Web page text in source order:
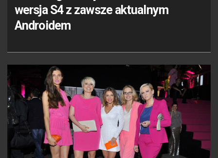
wersja S4 z zawsze aktualnym
Androidem